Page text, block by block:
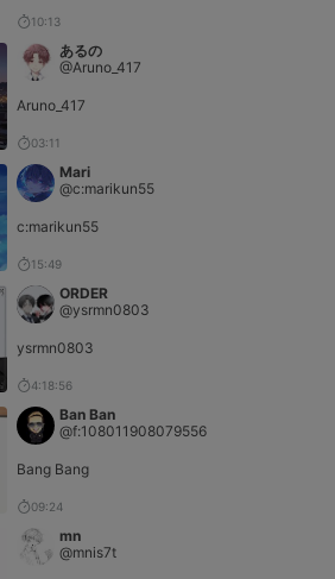
10:13
あるの
@Aruno_417
Aruno_417
03:11
Mari
@c:marikun55
c:marikun55
15:49
ORDER
@ysrmn0803
ysrmn0803
4:18:56
Ban Ban
@f:108011908079556
Bang Bang
09:24
mn
@mnis7t